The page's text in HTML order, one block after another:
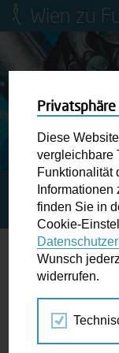
Wien zu
Jugendliche
Wiener
Newsletter
Wunschbox
der Ampel ...
STARTSEITE
BILDERBOGEN
02.
APR
2017
Privatsphäre
Diese
vergleichbare
Funktionalität
finden Sie in
Cookie-
Wunsch
widerrufen.